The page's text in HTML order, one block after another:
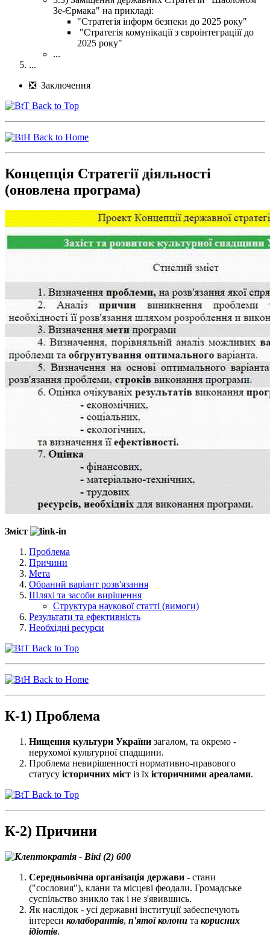
Зе-Єрмака" на прикладі:
"Стратегія інформ безпеки до 2025 року"
"Стратегія комунікації з євроінтеграціїї до
2025 року"
...
...
❎ Заключення
Back to Top
Back to Home
Концепція Стратегії діяльності
(оновлена програма)
Зміст
Проблема
Причини
Мета
Обраний варіант розв'язання
Шляхі та засоби вирішення
Структура наукової статті (вимоги)
Результати та ефективність
Необхідні ресурси
Back to Top
Back to Home
К-1) Проблема
Нищення культури України загалом, та окремо -
нерухомої культурної спадщини.
Проблема невирішенності нормативно-правового
статусу історичних міст із їх історичними ареалами.
Back to Top
К-2) Причини
Середньовічна організація держави - стани
("сословия"), клани та місцеві феодали. Громадське
суспільство зникло так і не з'явившись.
Як наслідок - усі державні інституції забеспечують
інтереси колаборантів, п'ятої колони та корисних
ідіотів.